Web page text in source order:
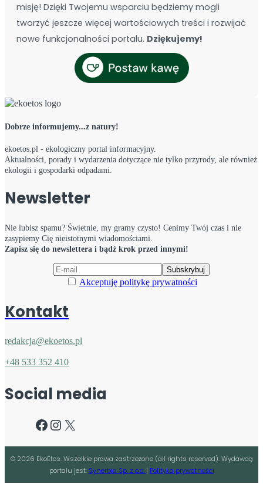
misję! Dzięki Twojemu wsparciu będziemy mogli
tworzyć jeszcze więcej wartościowych treści i rozwijać
nowe funkcjonalności portalu. Dziękujemy!
Dobrze informujemy...z natury!
ekoetos.pl - ekologiczny portal informacyjny.
Aktualności, porady i wydarzenia dotyczące nie tylko przyrody, ale również
ekologii i gospodarki odpadami.
Newsletter
Nie lubisz spamu? Świetnie, my gramy czysto! Cenimy Twój czas i nie
zasypiemy Cię nieistotnymi wiadomościami.
Zapisz się do newslettera i bądź krok przed innymi!
Akceptuję politykę prywatności
Kontakt
redakcja@ekoetos.pl
+48 533 352 410
Social media
Facebook
Instagram
X
© 2026 EkoEtos. Wszelkie prawa zastrzeżone (all rights reserved). Wydawcą
portalu jest: Synerbia Sp. z o.o. | Polityka prywatności